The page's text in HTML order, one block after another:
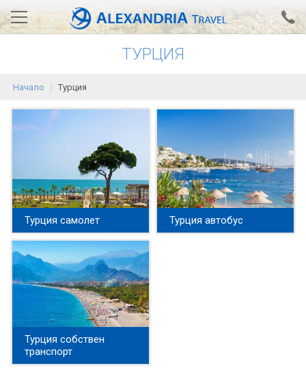
Проверка на резервация
АЛЕКСАНДРИЯ хотели
Гърция
Египет
Екскурзии
0700 18 308
ТУРЦИЯ
Начало Турция
Турция самолет Турция автобус
Турция собствен
транспорт